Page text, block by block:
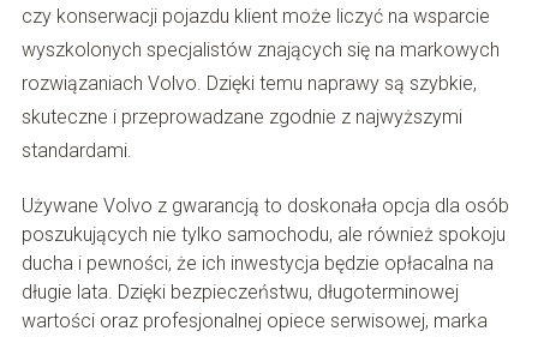
czy konserwacji pojazdu klient może liczyć na wsparcie
wyszkolonych specjalistów znających się na markowych
rozwiązaniach Volvo. Dzięki temu naprawy są szybkie,
skuteczne i przeprowadzane zgodnie z najwyższymi
standardami.
Używane Volvo z gwarancją to doskonała opcja dla osób
poszukujących nie tylko samochodu, ale również spokoju
ducha i pewności, że ich inwestycja będzie opłacalna na
długie lata. Dzięki bezpieczeństwu, długoterminowej
wartości oraz profesjonalnej opiece serwisowej, marka